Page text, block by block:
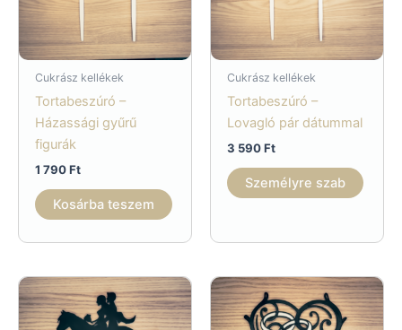
Cukrász kellékek
Tortabeszúró –
Házassági gyűrű
figurák
1 790Ft
Kosárba teszem
Cukrász kellékek
Tortabeszúró –
Lovagló pár dátummal
3 590Ft
Személyre szab